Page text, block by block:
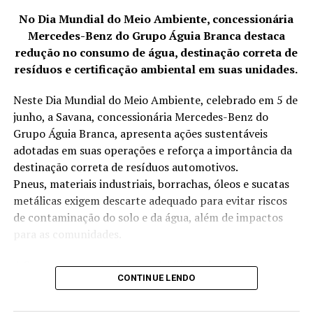
No Dia Mundial do Meio Ambiente, concessionária
Mercedes-Benz do Grupo Águia Branca destaca
redução no consumo de água, destinação correta de
resíduos e certificação ambiental em suas unidades.
Neste Dia Mundial do Meio Ambiente, celebrado em 5 de
junho, a Savana, concessionária Mercedes-Benz do
Grupo Águia Branca, apresenta ações sustentáveis
adotadas em suas operações e reforça a importância da
destinação correta de resíduos automotivos.
Pneus, materiais industriais, borrachas, óleos e sucatas
metálicas exigem descarte adequado para evitar riscos
de contaminação do solo e da água, além de impactos
para as comunidades.
A Savana, por meio das suas 14 filiais, desenvolve
anualmente iniciativas voltadas à redução no consumo
CONTINUE LENDO